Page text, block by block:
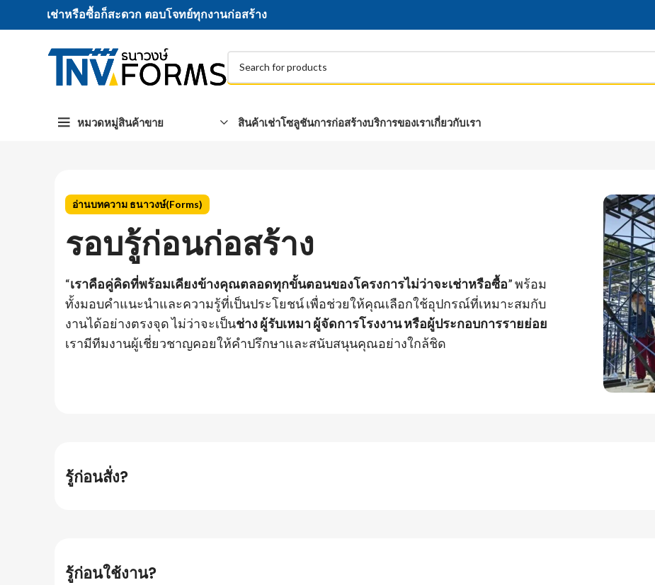
เช่าหรือซื้อก็สะดวก ตอบโจทย์ทุกงานก่อสร้าง
หมวดหมู่สินค้าขาย สินค้าเช่าโซลูชันการก่อสร้างบริการของเราเกี่ยวกับเรา
อ่านบทความ ธนาวงษ์(Forms)
รอบรู้ก่อนก่อสร้าง
“เราคือคู่คิดที่พร้อมเคียงข้างคุณตลอดทุกขั้นตอนของโครงการไม่ว่าจะเช่าหรือซื้อ” พร้อม
ทั้งมอบคำแนะนำและความรู้ที่เป็นประโยชน์ เพื่อช่วยให้คุณเลือกใช้อุปกรณ์ที่เหมาะสมกับ
งานได้อย่างตรงจุด ไม่ว่าจะเป็นช่าง ผู้รับเหมา ผู้จัดการโรงงาน หรือผู้ประกอบการรายย่อย
เรามีทีมงานผู้เชี่ยวชาญคอยให้คำปรึกษาและสนับสนุนคุณอย่างใกล้ชิด
รู้ก่อนสั่ง?
รู้ก่อนใช้งาน?